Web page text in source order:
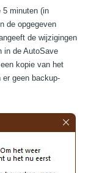
5 minuten (in
de opgegeven
de wijzigingen
in de AutoSave
kopie van het
geen backup-